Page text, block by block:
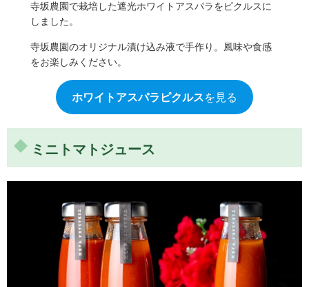
寺坂農園で栽培した遮光ホワイトアスパラをピクルスに
しました。
寺坂農園のオリジナル漬け込み液で手作り。風味や食感
をお楽しみください。
ホワイトアスパラピクルスを見る
ミニトマトジュース